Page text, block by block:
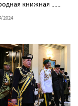
книжная ......